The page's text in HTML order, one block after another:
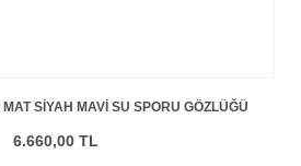
SIYAH MAVI SU SPORU GÖZLÜĞÜ
6.660,00 TL